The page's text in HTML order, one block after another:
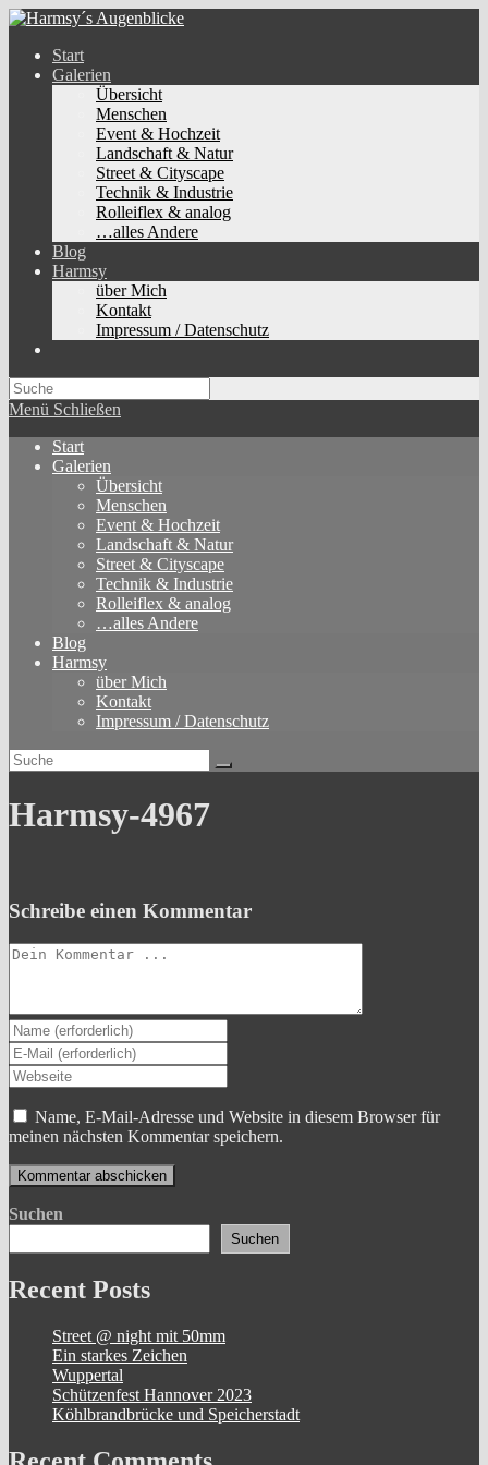
Zum
springenStart
Galerien
Übersicht
Menschen
Event & Hochzeit
Landschaft & Natur
Street & Cityscape
Technik & Industrie
Rolleiflex & analog
…alles Andere
Blog
Harmsy
über Mich
Kontakt
Impressum / Datenschutz
search
Menü Schließen
Start
Galerien
Übersicht
Menschen
Event & Hochzeit
Landschaft & Natur
Street & Cityscape
Technik & Industrie
Rolleiflex & analog
…alles Andere
Blog
Harmsy
über Mich
Kontakt
Impressum / Datenschutz
Harmsy-4967
Schreibe einen Kommentar
Kommentieren
Gib
deinen
Namen
oder
Benutzernamen
zum
Kommentieren
ein
Gib
deine
E-
Mail-
Adresse
zum
Kommentieren
ein
Gib
deine
Website-
URL
(optional)
Name, E-Mail-Adresse und Website in diesem Browser für
meinen nächsten Kommentar speichern.
Suchen
Suchen
Recent Posts
Street @ night mit 50mm
Ein starkes Zeichen
Wuppertal
Schützenfest Hannover 2023
Köhlbrandbrücke und Speicherstadt